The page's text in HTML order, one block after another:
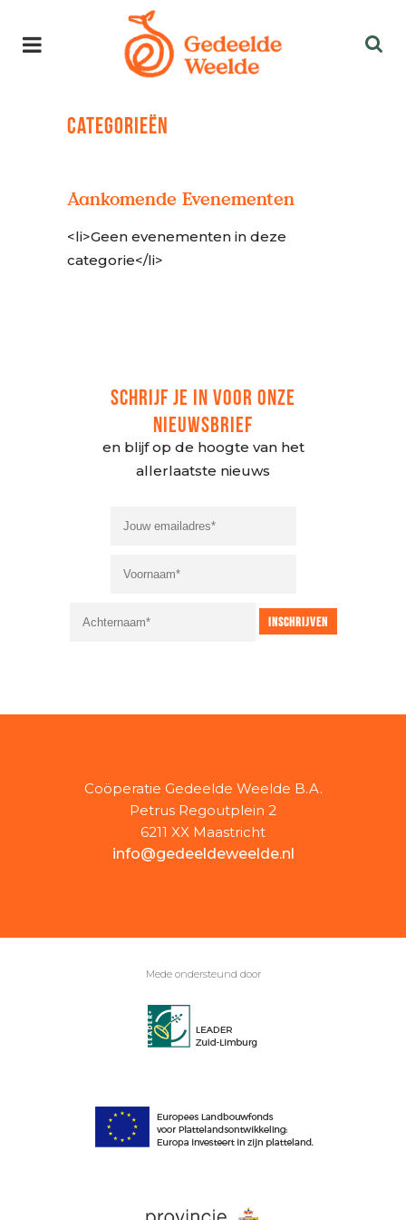
CATEGORIEËN
Aankomende Evenementen
<li>Geen evenementen in deze
categorie</li>
SCHRIJF JE IN VOOR ONZE
NIEUWSBRIEF
en blijf op de hoogte van het
allerlaatste nieuws
Coöperatie Gedeelde Weelde B.A.
Petrus Regoutplein 2
6211 XX Maastricht
info@gedeeldeweelde.nl
Mede ondersteund door